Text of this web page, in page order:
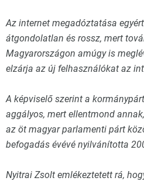
Az internet megadóztatása
átgondolatlan és rossz, mert
Magyarországon amúgy is
elzárja az új felhasználókat az
A képviselő szerint a
aggályos, mert ellentmond
az öt magyar parlamenti párt
befogadás évévé nyilvánította
Nyitrai Zsolt emlékeztetett rá,